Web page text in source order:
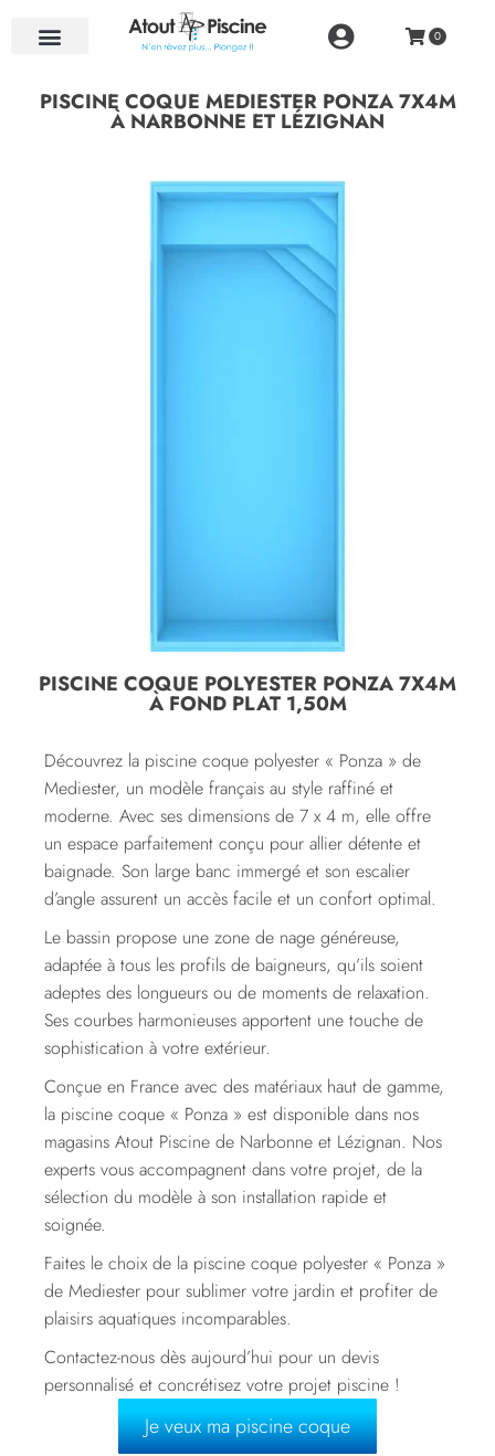
PISCINE COQUE MEDIESTER PONZA 7X4M
À NARBONNE ET LÉZIGNAN
PISCINE COQUE POLYESTER PONZA 7X4M
À FOND PLAT 1,50M
Découvrez la piscine coque polyester « Ponza » de
Mediester, un modèle français au style raffiné et
moderne. Avec ses dimensions de 7 x 4 m, elle offre
un espace parfaitement conçu pour allier détente et
baignade. Son large banc immergé et son escalier
d’angle assurent un accès facile et un confort optimal.
Le bassin propose une zone de nage généreuse,
adaptée à tous les profils de baigneurs, qu’ils soient
adeptes des longueurs ou de moments de relaxation.
Ses courbes harmonieuses apportent une touche de
sophistication à votre extérieur.
Conçue en France avec des matériaux haut de gamme,
la piscine coque « Ponza » est disponible dans nos
magasins Atout Piscine de Narbonne et Lézignan. Nos
experts vous accompagnent dans votre projet, de la
sélection du modèle à son installation rapide et
soignée.
Faites le choix de la piscine coque polyester « Ponza »
de Mediester pour sublimer votre jardin et profiter de
plaisirs aquatiques incomparables.
Contactez-nous dès aujourd’hui pour un devis
personnalisé et concrétisez votre projet piscine !
Je veux ma piscine coque